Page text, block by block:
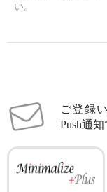
い。
ご登録
Push通